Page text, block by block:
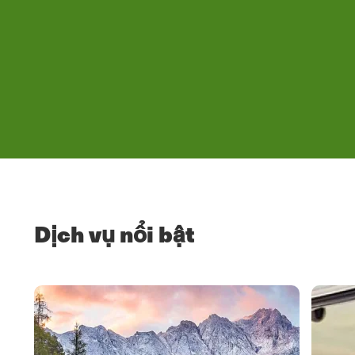
Dịch vụ nổi bật